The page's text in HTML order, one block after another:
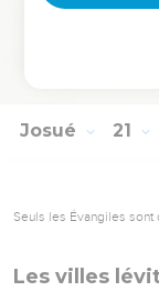
l'étranger qui
aurait, par
Josué 21
Seuls les Évangiles
Les villes